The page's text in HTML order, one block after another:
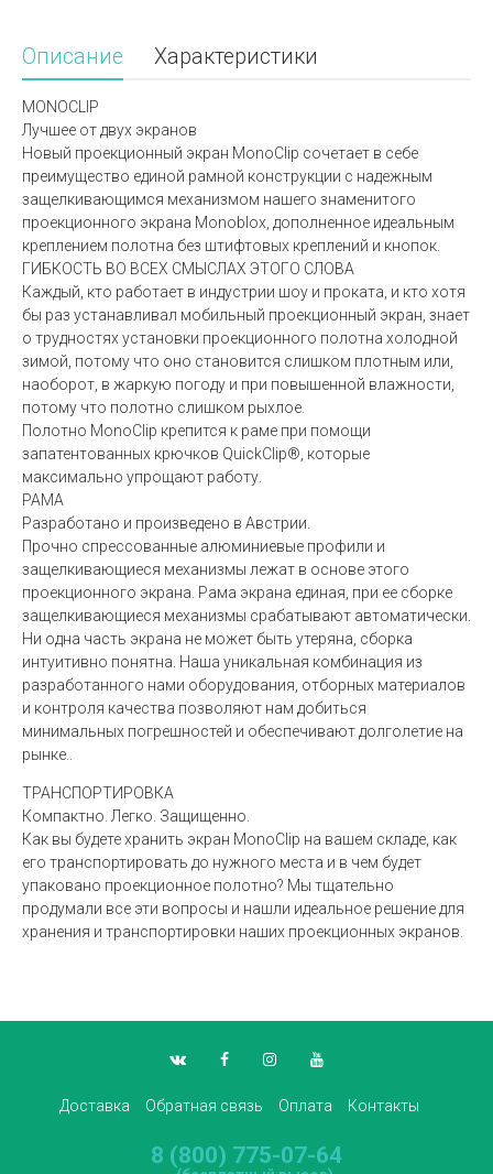
Описание Характеристики
MONOCLIP
Лучшее от двух экранов
Новый проекционный экран MonoClip сочетает в себе
преимущество единой рамной конструкции с надежным
защелкивающимся механизмом нашего знаменитого
проекционного экрана Monoblox, дополненное идеальным
креплением полотна без штифтовых креплений и кнопок.
ГИБКОСТЬ ВО ВСЕХ СМЫСЛАХ ЭТОГО СЛОВА
Каждый, кто работает в индустрии шоу и проката, и кто хотя
бы раз устанавливал мобильный проекционный экран, знает
о трудностях установки проекционного полотна холодной
зимой, потому что оно становится слишком плотным или,
наоборот, в жаркую погоду и при повышенной влажности,
потому что полотно слишком рыхлое.
Полотно MonoClip крепится к раме при помощи
запатентованных крючков QuickClip®, которые
максимально упрощают работу.
РАМА
Разработано и произведено в Австрии.
Прочно спрессованные алюминиевые профили и
защелкивающиеся механизмы лежат в основе этого
проекционного экрана. Рама экрана единая, при ее сборке
защелкивающиеся механизмы срабатывают автоматически.
Ни одна часть экрана не может быть утеряна, сборка
интуитивно понятна. Наша уникальная комбинация из
разработанного нами оборудования, отборных материалов
и контроля качества позволяют нам добиться
минимальных погрешностей и обеспечивают долголетие на
рынке..
ТРАНСПОРТИРОВКА
Компактно. Легко. Защищенно.
Как вы будете хранить экран MonoClip на вашем складе, как
его транспортировать до нужного места и в чем будет
упаковано проекционное полотно? Мы тщательно
продумали все эти вопросы и нашли идеальное решение для
хранения и транспортировки наших проекционных экранов.
Доставка Обратная связь Оплата Контакты
8 (800) 775-07-64